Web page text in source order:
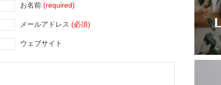
お名前 (required)
メールアドレス (必須)
ウェブサイト